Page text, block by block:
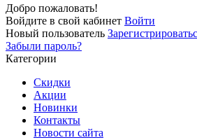
Добро пожаловать!
Войдите в свой кабинет Войти
Новый пользователь
Забыли пароль?
Категории
Скидки
Акции
Новинки
Контакты
Новости сайта